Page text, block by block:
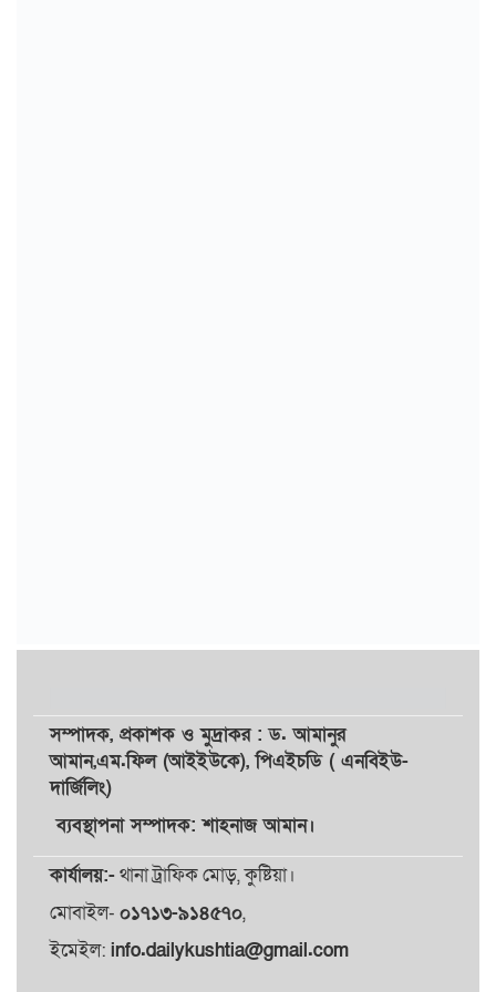
সম্পাদক, প্রকাশকওমুদ্রাকর: ড. আমানুর
আমান,এম.ফিল (আইইউকে), পিএইচডি ( এনবিইউ-
দার্জিলিং)
ব্যবস্থাপনা সম্পাদক: শাহনাজ আমান।
কার্যালয়:-থানা ট্রাফিক মোড়, কুষ্টিয়া।
মোবাইল- ০১৭১৩-৯১৪৫৭০,
ইমেইল: info.dailykushtia@gmail.com